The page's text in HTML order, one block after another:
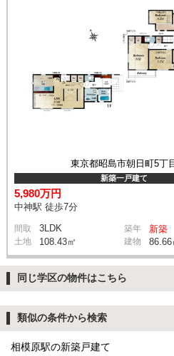
東京都昭島市朝日町5丁
新築一戸建て
5,980万円
中神駅 徒歩7分
間取 3LDK 築年 新築
土地 108.43㎡ 建物 86.66
同じ学区の物件はこちら
類似の条件から検索
相模原駅の新築戸建て